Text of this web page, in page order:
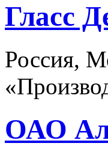
Гласс
Россия,
ОАО